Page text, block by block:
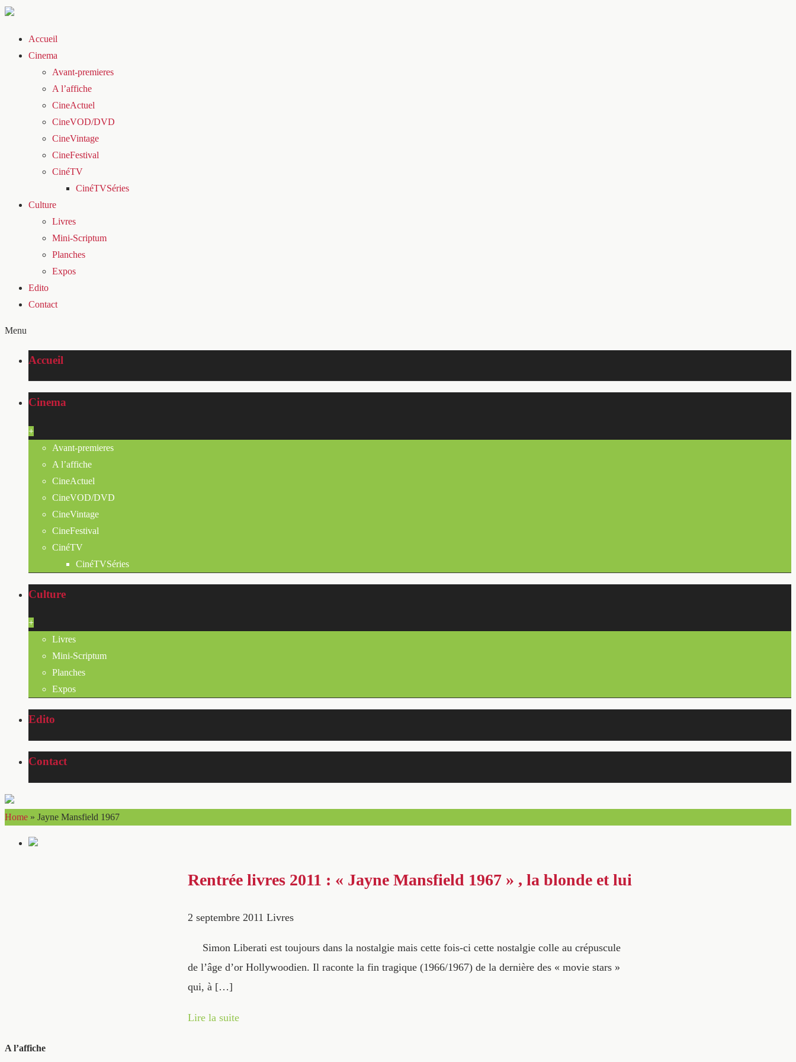
Accueil
Cinema
Avant-premieres
A l’affiche
CineActuel
CineVOD/DVD
CineVintage
CineFestival
CinéTV
CinéTVSéries
Culture
Livres
Mini-Scriptum
Planches
Expos
Edito
Contact
Menu
Accueil
Cinema
+
Avant-premieres
A l’affiche
CineActuel
CineVOD/DVD
CineVintage
CineFestival
CinéTV
CinéTVSéries
Culture
+
Livres
Mini-Scriptum
Planches
Expos
Edito
Contact
Home » Jayne Mansfield 1967
Rentrée livres 2011 : « Jayne Mansfield 1967 » , la blonde et lui
2 septembre 2011 Livres
Simon Liberati est toujours dans la nostalgie mais cette fois-ci cette nostalgie colle au crépuscule
de l’âge d’or Hollywoodien. Il raconte la fin tragique (1966/1967) de la dernière des « movie stars »
qui, à […]
Lire la suite
A l’affiche